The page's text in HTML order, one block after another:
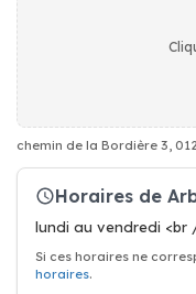
chemin de la Bordière 3,
Horaires de
lundi au vendredi <br
Si ces horaires ne
horaires.